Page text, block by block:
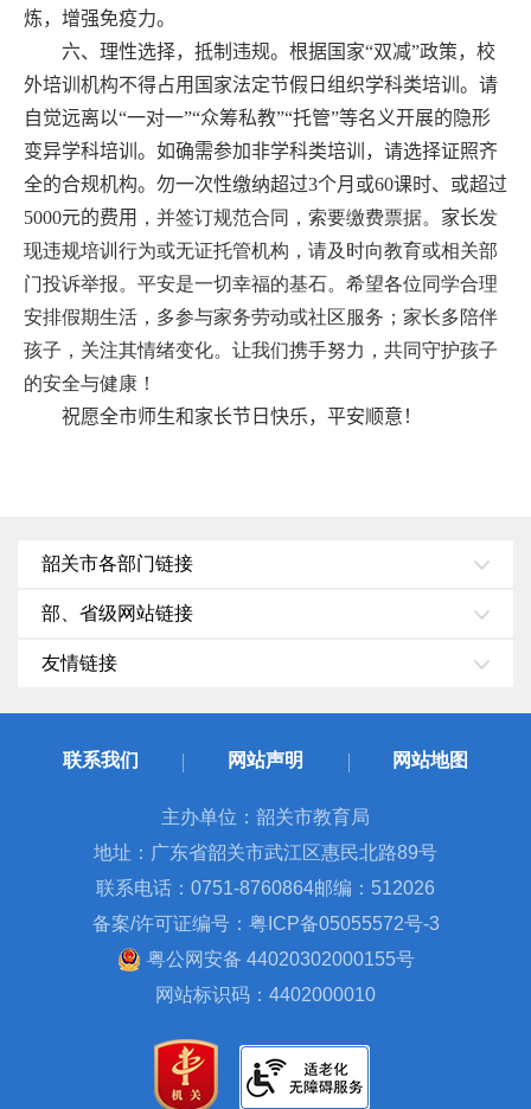
炼，增强免疫力。
六、理性选择，抵制违规。 根据国家“双减”政策， 校
外培训机构不得占用国家法定节假日组织学科类培训 。请
自觉远离以“一对一”“众筹私教”“托管”等名义开展的隐形
变异学科培训。如确需参加非学科类培训，请选择证照齐
全的合规机构。 勿一次性缴纳超过3个月或60课时、或超过
5000元的费用 ，并签订规范合同，索要缴费票据。 家长发
现违规培训行为或无证托管机构，请及时向教育或相关部
门投诉举报。平安是一切幸福的基石。希望各位同学合理
安排假期生活，多参与家务劳动或社区服务；家长多陪伴
孩子，关注其情绪变化。让我们携手努力，共同守护孩子
的安全与健康！
祝愿全市师生和家长节日快乐，平安顺意！
韶关市各部门链接
部、省级网站链接
友情链接
联系我们 网站声明 网站地图
主办单位：韶关市教育局
地址：广东省韶关市武江区惠民北路89号
联系电话：0751-8760864邮编：512026
备案/许可证编号：粤ICP备05055572号-3
粤公网安备 44020302000155号
网站标识码：4402000010